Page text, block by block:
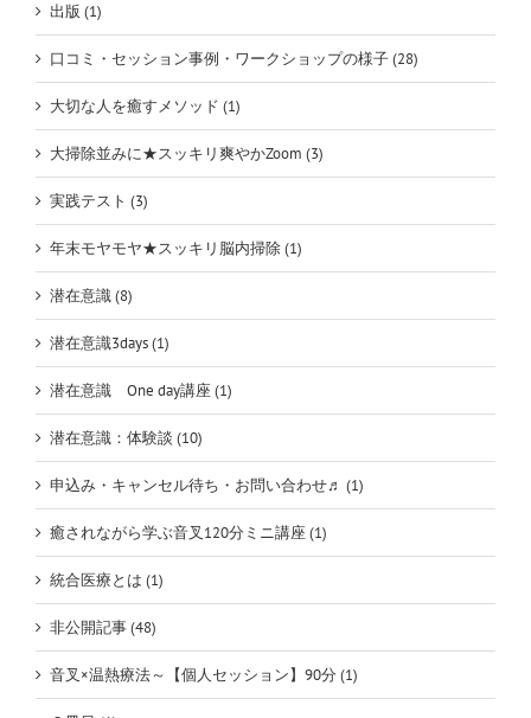
出版 (1)
口コミ・セッション事例・ワークショップの様子 (28)
大切な人を癒すメソッド (1)
大掃除並みに★スッキリ爽やかZoom (3)
実践テスト (3)
年末モヤモヤ★スッキリ脳内掃除 (1)
潜在意識 (8)
潜在意識3days (1)
潜在意識 One day講座 (1)
潜在意識：体験談 (10)
申込み・キャンセル待ち・お問い合わせ♬ (1)
癒されながら学ぶ音叉120分ミニ講座 (1)
統合医療とは (1)
非公開記事 (48)
音叉×温熱療法～【個人セッション】90分 (1)